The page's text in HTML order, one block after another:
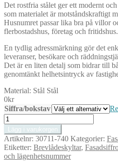
Det rostfria stålet ger ett modernt
som materialet är motståndskraftigt
Husnumret passar lika bra på villor
flerbostadshus, företag och fritidshus.
En tydlig adressmärkning gör det
leveranser, besökare och
Det är en liten detalj som bidrar till
genomtänkt helhetsintryck av
Material: Stål Stål
0kr
Siffra/bokstav
Självhäftande
Husnummer
5
i
Rostfritt
Stål
Lägg i varukorgen
Artikelnr: 30711-740 Kategorier:
Etiketter: Brevlådeskyltar,
och lägenhetsnummer